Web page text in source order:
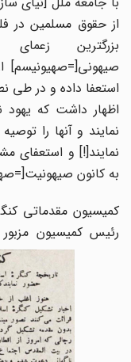
از حقوق مسلمین در
بزرگترین زعمای
صیهونی[=صهیونیسم]
استعفا داده و در طی
اظهار داشت که یهود
نمایند و آنها را
نمایند[!] و استعفای
به کانون
کمیسیون مقدماتی
رئیس کمیسیونمزبور